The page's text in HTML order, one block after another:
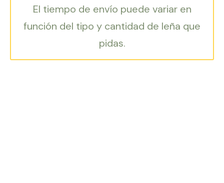
El tiempo de envío puede variar en
función del tipo y cantidad de leña que
pidas.